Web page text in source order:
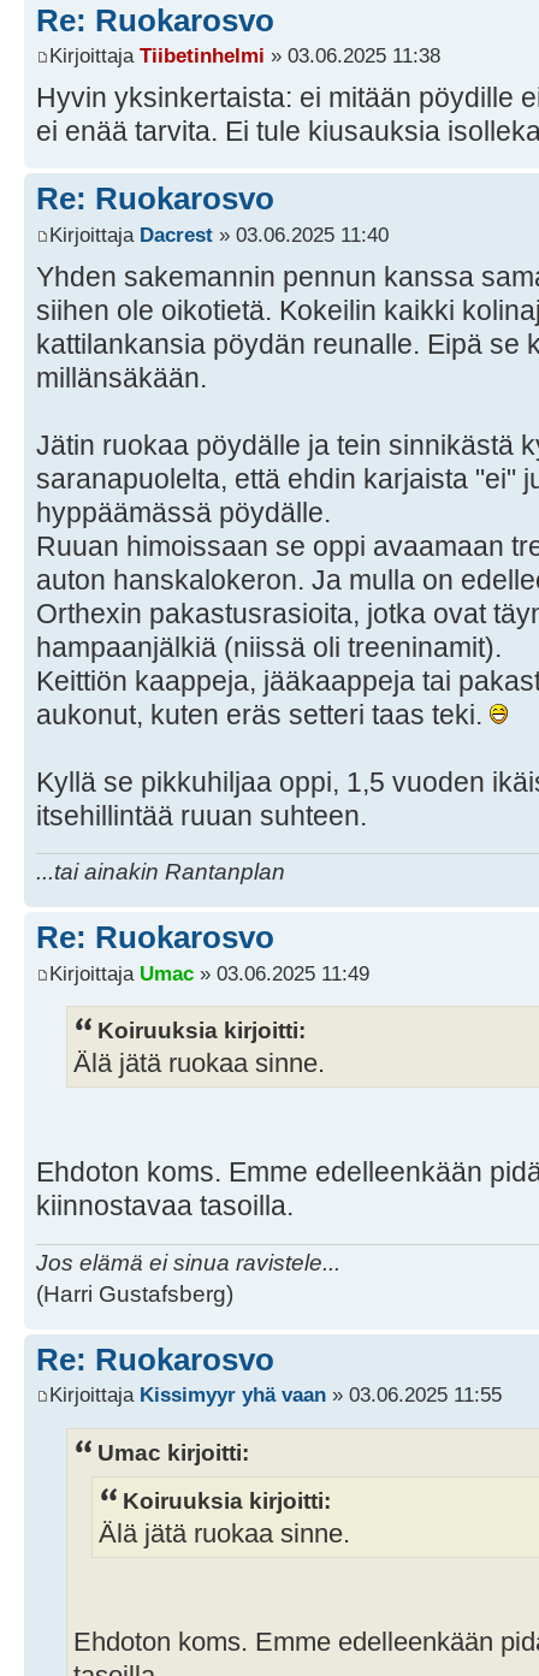
Re: Ruokarosvo
Kirjoittaja Tiibetinhelmi » 03.06.2025 11:38
Hyvin yksinkertaista: ei mitään pöydille
ei enää tarvita. Ei tule kiusauksia
Re: Ruokarosvo
Kirjoittaja Dacrest » 03.06.2025 11:40
Yhden sakemannin pennun kanssa
siihen ole oikotietä. Kokeilin kaikki
kattilankansia pöydän reunalle. Eipä se
millänsäkään.
Jätin ruokaa pöydälle ja tein sinnikästä
saranapuolelta, että ehdin karjaista "ei"
hyppäämässä pöydälle.
Ruuan himoissaan se oppi avaamaan
auton hanskalokeron. Ja mulla on
Orthexin pakastusrasioita, jotka ovat
hampaanjälkiä (niissä oli treeninamit).
Keittiön kaappeja, jääkaappeja tai
aukonut, kuten eräs setteri taas teki.
Kyllä se pikkuhiljaa oppi, 1,5 vuoden
itsehillintää ruuan suhteen.
...tai ainakin Rantanplan
Re: Ruokarosvo
Kirjoittaja Umac » 03.06.2025 11:49
Koiruuksia kirjoitti:
Älä jätä ruokaa sinne.
Ehdoton koms. Emme edelleenkään
kiinnostavaa tasoilla.
Jos elämä ei sinua ravistele...
(Harri Gustafsberg)
Re: Ruokarosvo
Kirjoittaja Kissimyyr yhä vaan » 03.06.2025 11:55
Umac kirjoitti:
Koiruuksia kirjoitti:
Älä jätä ruokaa sinne.
Ehdoton koms. Emme edelleenkään